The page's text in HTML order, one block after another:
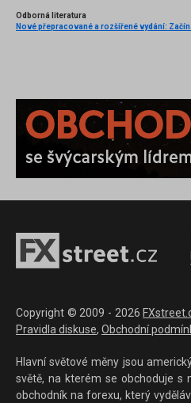
Odborná literatura
Copyright © 2009 - 2026
Pravidla diskuse, Obchodní
Hlavní světové měny jsou
světě, na kterém se obchoduje s
obchodník na forexu, který